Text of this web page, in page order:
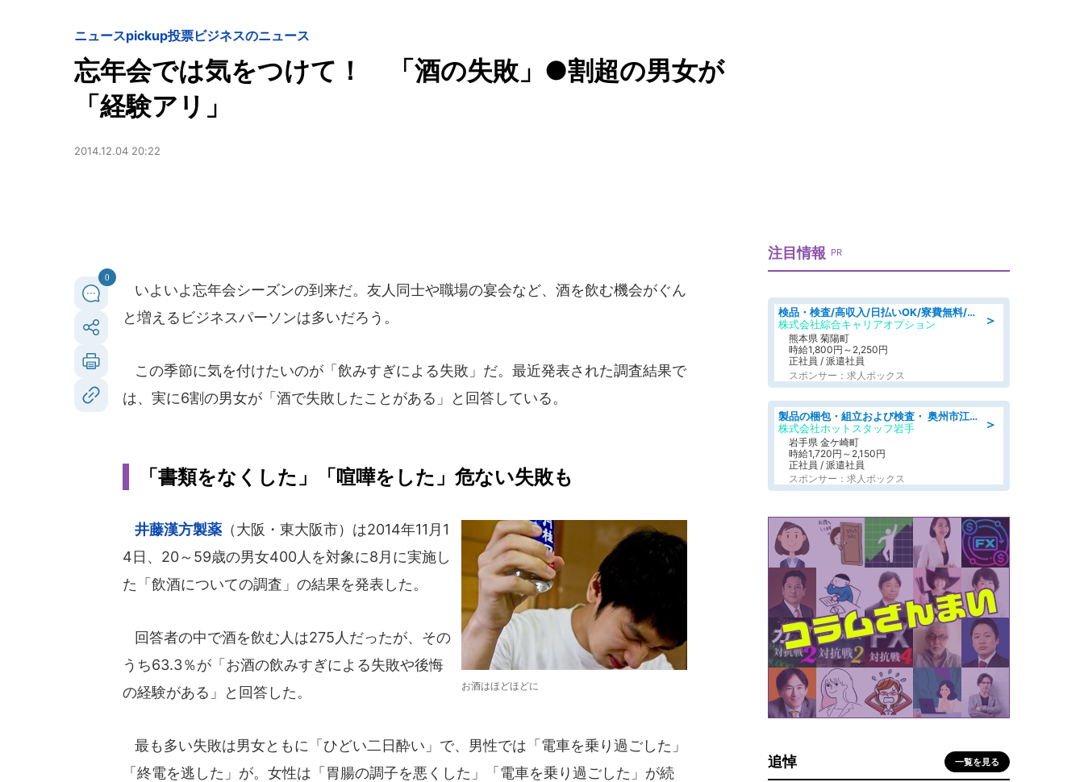
ニュースpickup投票ビジネスのニュース
忘年会では気をつけて！ 「酒の失敗」●割超の男女が
「経験アリ」
2014.12.04 20:22
0
いよいよ忘年会シーズンの到来だ。友人同士や職場の宴会など、酒を飲む機会がぐん
と増えるビジネスパーソンは多いだろう。
この季節に気を付けたいのが「飲みすぎによる失敗」だ。最近発表された調査結果で
は、実に6割の男女が「酒で失敗したことがある」と回答している。
「書類をなくした」「喧嘩をした」危ない失敗も
お酒はほどほどに
井藤漢方製薬 （大阪・東大阪市）は2014年11月1
4日、20～59歳の男女400人を対象に8月に実施し
た「飲酒についての調査」の結果を発表した。
回答者の中で酒を飲む人は275人だったが、その
うち63.3％が「お酒の飲みすぎによる失敗や後悔
の経験がある」と回答した。
最も多い失敗は男女ともに「ひどい二日酔い」で、男性では「電車を乗り過ごした」
「終電を逃した」が。女性は「胃腸の調子を悪くした」「電車を乗り過ごした」が続
注目情報 PR
＞
検品・検査/高収入/日払いOK/寮費無料/日勤/20・30・40代活躍中
株式会社綜合キャリアオプション
熊本県 菊陽町
時給1,800円～2,250円
正社員 / 派遣社員
スポンサー：求人ボックス
＞
製品の梱包・組立および検査・ 奥州市江刺/大手企業で長期安定 梱包・検査・組立/半年経過毎に5万円の報奨金有
株式会社ホットスタッフ岩手
岩手県 金ケ崎町
時給1,720円～2,150円
正社員 / 派遣社員
スポンサー：求人ボックス
追悼 一覧を見る